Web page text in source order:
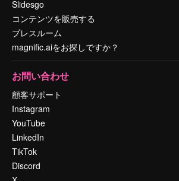
Slidesgo
コンテンツを販売する
プレスルーム
magnific.aiをお探しですか？
お問い合わせ
顧客サポート
Instagram
YouTube
LinkedIn
TikTok
Discord